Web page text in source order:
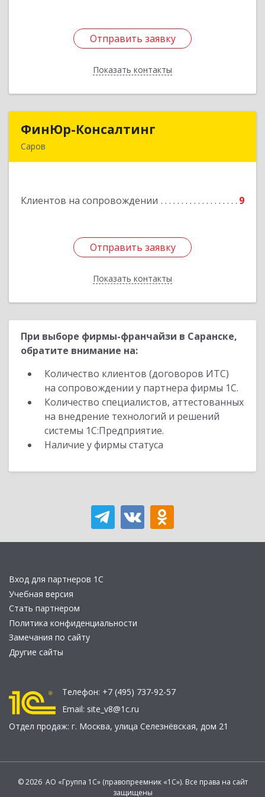
Отправить заявку
Показать контакты
Отправить заявку
Назад
ФинЮр-Консалтинг
Саров
Клиентов на сопровождении 9
Отправить заявку
Показать контакты
ФинЮр-Консалтинг
Подробнее
Отправить заявку
Назад
При выборе фирмы-франчайзи в Саранске,
обратите внимание на:
Количество клиентов (договоров ИТС)
на сопровождении у партнера фирмы 1С.
Количество специалистов, аттестованных
на внедрение технологий и решений
системы 1С:Предприятие.
Наличие у фирмы статуса
Вход для партнеров 1С
Учебная версия
Стать партнером
Политика конфиденциальности
Замечания по сайту
Другие сайты
Телефон: +7 (495) 737-92-57
Email: site_v8@1c.ru
Отдел продаж: г. Москва, улица Селезнёвская, дом 21
© 2026 АО «Группа 1С» (правопреемник «1С»). Все права на сайт
защищены